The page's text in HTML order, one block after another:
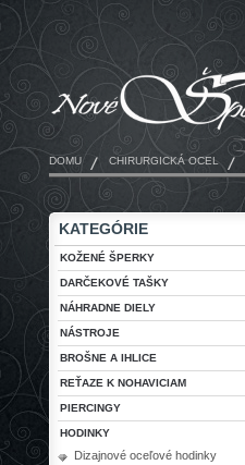
DOMU CHIRURGICKÁ OCEL
KATEGÓRIE
KOŽENÉ ŠPERKY
DARČEKOVÉ TAŠKY
NÁHRADNE DIELY
NÁSTROJE
BROŠNE A IHLICE
REŤAZE K NOHAVICIAM
PIERCINGY
HODINKY
Dizajnové oceľové hodinky